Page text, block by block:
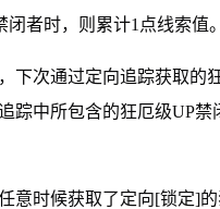
闭者时，则累计1点线索值
下次通过定向追踪获取的
踪中所包含的狂厄级UP
意时候获取了定向[锁定]